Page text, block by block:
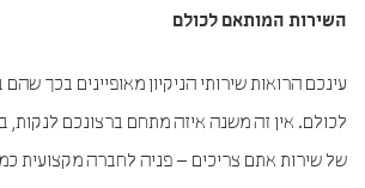
השירות המותאם לכולם
עינכם הרואות שירותי הניקיון מאופיינים בכך
לכולם. אין זה משנה איזה מתחם ברצונכם לנקות,
של שירות אתם צריכים – פניה לחברה מקצועית